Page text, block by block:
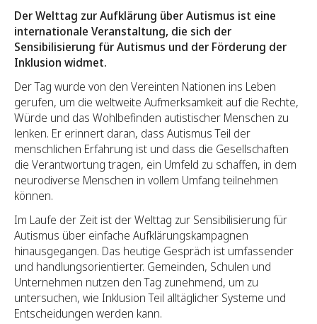
Der Welttag zur Aufklärung über Autismus ist eine
internationale Veranstaltung, die sich der
Sensibilisierung für Autismus und der Förderung der
Inklusion widmet.
Der Tag wurde von den Vereinten Nationen ins Leben
gerufen, um die weltweite Aufmerksamkeit auf die Rechte,
Würde und das Wohlbefinden autistischer Menschen zu
lenken. Er erinnert daran, dass Autismus Teil der
menschlichen Erfahrung ist und dass die Gesellschaften
die Verantwortung tragen, ein Umfeld zu schaffen, in dem
neurodiverse Menschen in vollem Umfang teilnehmen
können.
Im Laufe der Zeit ist der Welttag zur Sensibilisierung für
Autismus über einfache Aufklärungskampagnen
hinausgegangen. Das heutige Gespräch ist umfassender
und handlungsorientierter. Gemeinden, Schulen und
Unternehmen nutzen den Tag zunehmend, um zu
untersuchen, wie Inklusion Teil alltäglicher Systeme und
Entscheidungen werden kann.